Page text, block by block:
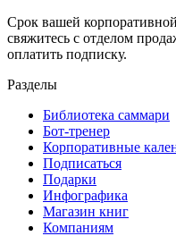
Срок вашей
свяжитесь с отделом
оплатить подписку.
Разделы
Библиотека саммари
Бот-тренер
Корпоративные
Подписаться
Подарки
Инфографика
Магазин книг
Компаниям